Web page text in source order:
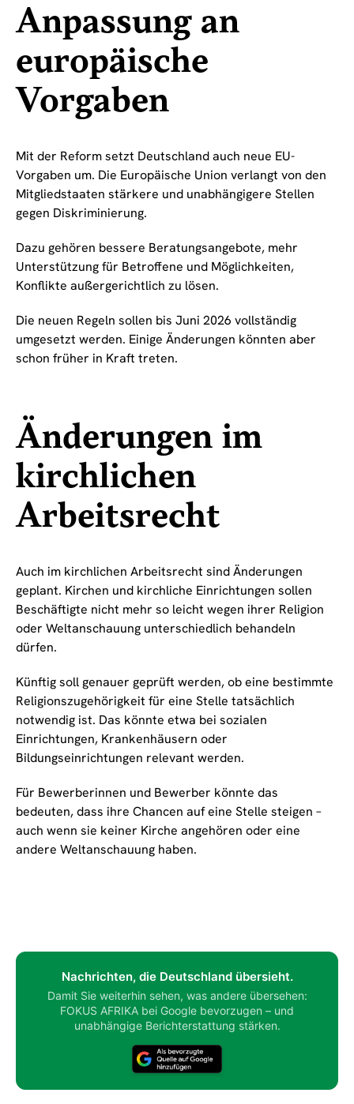
Anpassung an
europäische
Vorgaben
Mit der Reform setzt Deutschland auch neue EU-
Vorgaben um. Die Europäische Union verlangt von den
Mitgliedstaaten stärkere und unabhängigere Stellen
gegen Diskriminierung.
Dazu gehören bessere Beratungsangebote, mehr
Unterstützung für Betroffene und Möglichkeiten,
Konflikte außergerichtlich zu lösen.
Die neuen Regeln sollen bis Juni 2026 vollständig
umgesetzt werden. Einige Änderungen könnten aber
schon früher in Kraft treten.
Änderungen im
kirchlichen
Arbeitsrecht
Auch im kirchlichen Arbeitsrecht sind Änderungen
geplant. Kirchen und kirchliche Einrichtungen sollen
Beschäftigte nicht mehr so leicht wegen ihrer Religion
oder Weltanschauung unterschiedlich behandeln
dürfen.
Künftig soll genauer geprüft werden, ob eine bestimmte
Religionszugehörigkeit für eine Stelle tatsächlich
notwendig ist. Das könnte etwa bei sozialen
Einrichtungen, Krankenhäusern oder
Bildungseinrichtungen relevant werden.
Für Bewerberinnen und Bewerber könnte das
bedeuten, dass ihre Chancen auf eine Stelle steigen –
auch wenn sie keiner Kirche angehören oder eine
andere Weltanschauung haben.
Nachrichten, die Deutschland übersieht.
Damit Sie weiterhin sehen, was andere übersehen:
FOKUS AFRIKA bei Google bevorzugen – und
unabhängige Berichterstattung stärken.